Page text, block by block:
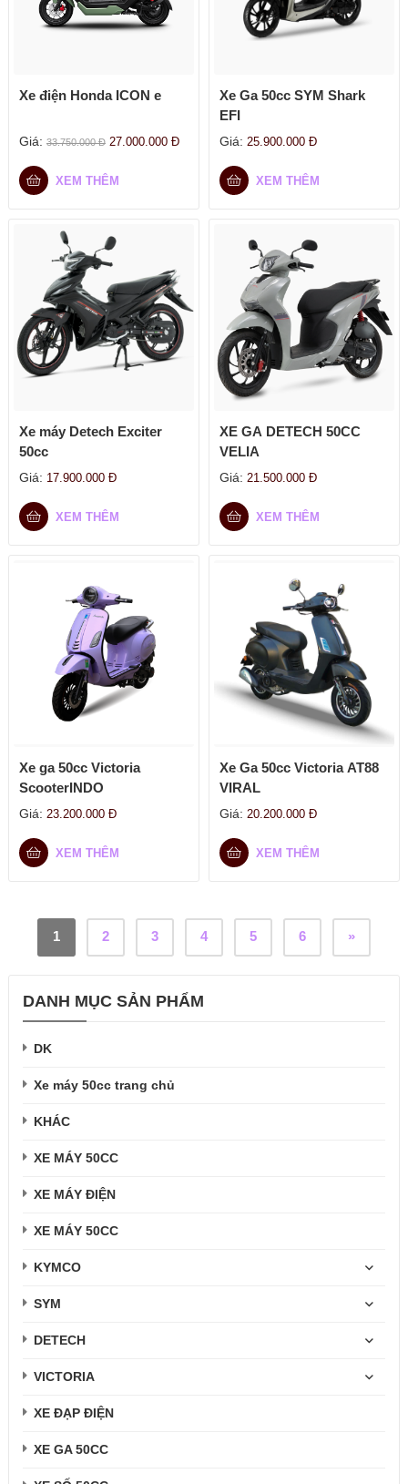
Xe điện Honda ICON e
Giá: 33.750.000Đ 27.000.000 Đ
XEM THÊM
Xe Ga 50cc SYM Shark
EFI
Giá: 25.900.000 Đ
XEM THÊM
Xe máy Detech Exciter
50cc
Giá: 17.900.000 Đ
XEM THÊM
XE GA DETECH 50CC
VELIA
Giá: 21.500.000 Đ
XEM THÊM
Xe ga 50cc Victoria
ScooterINDO
Giá: 23.200.000 Đ
XEM THÊM
Xe Ga 50cc Victoria AT88
VIRAL
Giá: 20.200.000 Đ
XEM THÊM
1 2 3 4 5 6 »
DANH MỤC SẢN PHẨM
DK
Xe máy 50cc trang chủ
KHÁC
XE MÁY 50CC
XE MÁY ĐIỆN
XE MÁY 50CC
KYMCO
SYM
DETECH
VICTORIA
XE ĐẠP ĐIỆN
XE GA 50CC